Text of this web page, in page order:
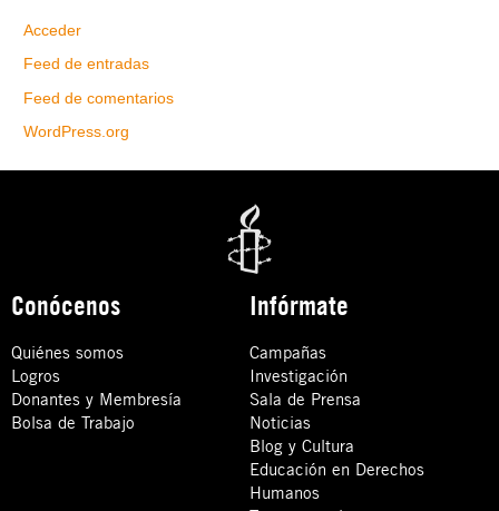
Acceder
Feed de entradas
Feed de comentarios
WordPress.org
Conócenos
Quiénes somos
Logros
Donantes y Membresía
Bolsa de Trabajo
Infórmate
Campañas
Investigación
Sala de Prensa
Noticias
Blog y Cultura
Educación en Derechos
Humanos